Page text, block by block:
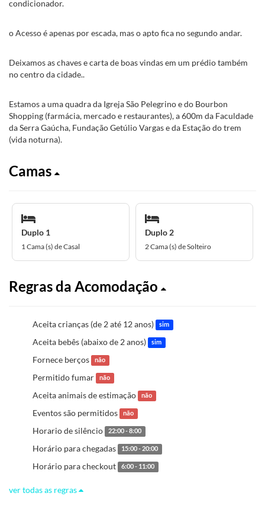
condicionador.
o Acesso é apenas por escada, mas o apto fica no segundo andar.
Deixamos as chaves e carta de boas vindas em um prédio também
no centro da cidade..
Estamos a uma quadra da Igreja São Pelegrino e do Bourbon
Shopping (farmácia, mercado e restaurantes), a 600m da Faculdade
da Serra Gaúcha, Fundação Getúlio Vargas e da Estação do trem
(vida noturna).
Camas
Duplo 1
1 Cama (s) de Casal
Duplo 2
2 Cama (s) de Solteiro
Regras da Acomodação
Aceita crianças (de 2 até 12 anos) sim
Aceita bebês (abaixo de 2 anos) sim
Fornece berços não
Permitido fumar não
Aceita animais de estimação não
Eventos são permitidos não
Horario de silêncio 22:00 - 8:00
Horário para chegadas 15:00 - 20:00
Horário para checkout 6:00 - 11:00
ver todas as regras